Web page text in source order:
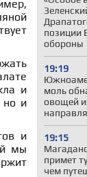
позиции
обороны
19:19
моль
овощей
19:15
примет
чем
и
но и
и
мы